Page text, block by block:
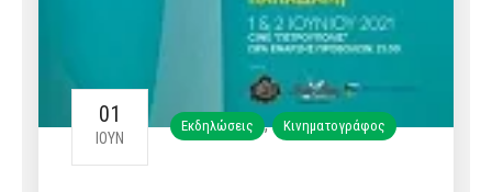
01
ΙΟΎΝ
Εκδηλώσεις , Κινηματογράφος